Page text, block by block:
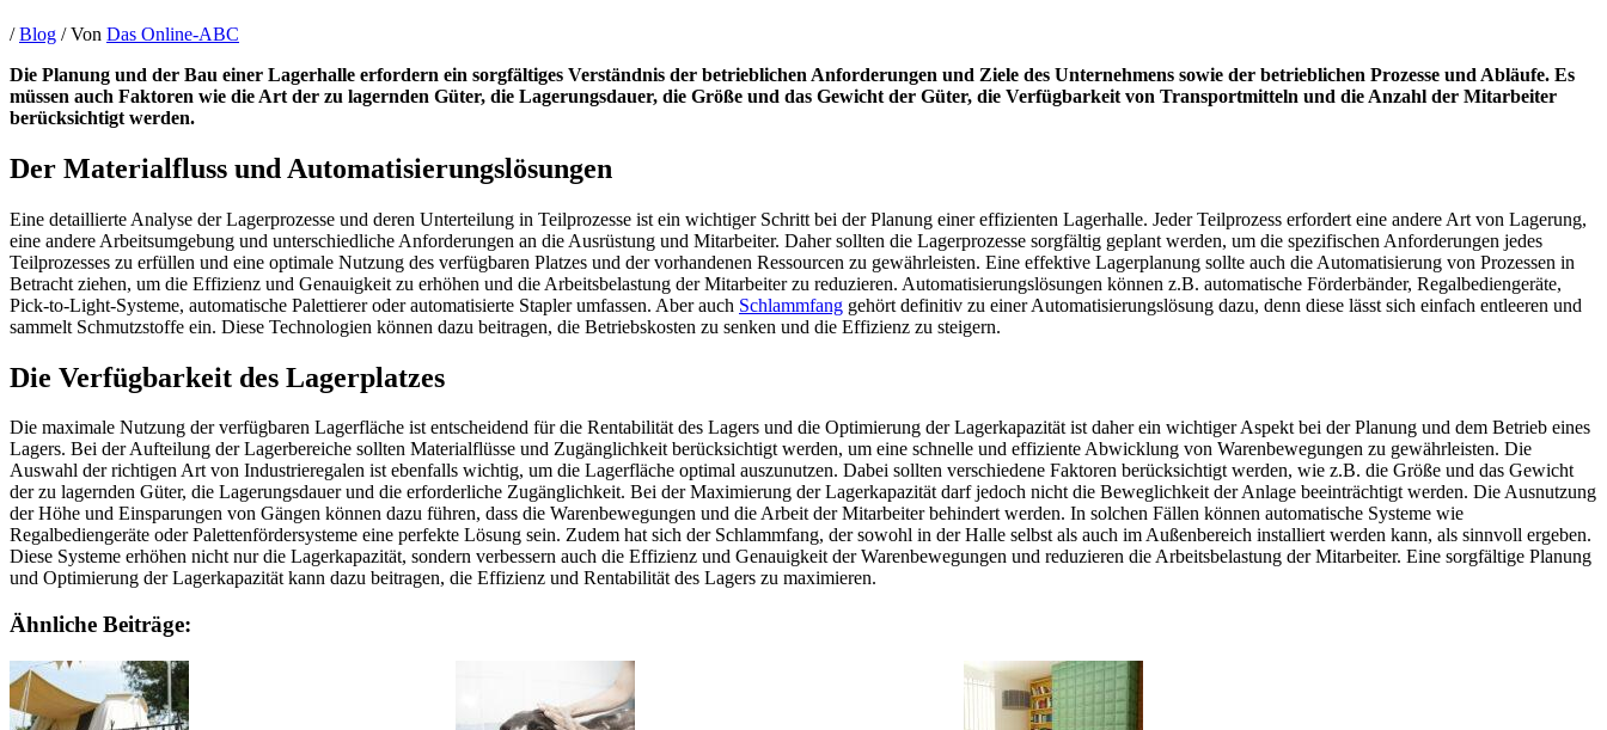
/Blog / Von Das Online-ABC
Die Planung und der Bau einer Lagerhalle erfordern ein sorgfältiges Verständnis der betrieblichen Anforderungen und Ziele des Unternehmens sowie der betrieblichen Prozesse und Abläufe. Es
müssen auch Faktoren wie die Art der zu lagernden Güter, die Lagerungsdauer, die Größe und das Gewicht der Güter, die Verfügbarkeit von Transportmitteln und die Anzahl der Mitarbeiter
berücksichtigt werden.
Der Materialfluss und Automatisierungslösungen
Eine detaillierte Analyse der Lagerprozesse und deren Unterteilung in Teilprozesse ist ein wichtiger Schritt bei der Planung einer effizienten Lagerhalle. Jeder Teilprozess erfordert eine andere Art von Lagerung,
eine andere Arbeitsumgebung und unterschiedliche Anforderungen an die Ausrüstung und Mitarbeiter. Daher sollten die Lagerprozesse sorgfältig geplant werden, um die spezifischen Anforderungen jedes
Teilprozesses zu erfüllen und eine optimale Nutzung des verfügbaren Platzes und der vorhandenen Ressourcen zu gewährleisten. Eine effektive Lagerplanung sollte auch die Automatisierung von Prozessen in
Betracht ziehen, um die Effizienz und Genauigkeit zu erhöhen und die Arbeitsbelastung der Mitarbeiter zu reduzieren. Automatisierungslösungen können z.B. automatische Förderbänder, Regalbediengeräte,
Pick-to-Light-Systeme, automatische Palettierer oder automatisierte Stapler umfassen. Aber auch Schlammfang gehört definitiv zu einer Automatisierungslösung dazu, denn diese lässt sich einfach entleeren und
sammelt Schmutzstoffe ein. Diese Technologien können dazu beitragen, die Betriebskosten zu senken und die Effizienz zu steigern.
Die Verfügbarkeit des Lagerplatzes
Die maximale Nutzung der verfügbaren Lagerfläche ist entscheidend für die Rentabilität des Lagers und die Optimierung der Lagerkapazität ist daher ein wichtiger Aspekt bei der Planung und dem Betrieb eines
Lagers. Bei der Aufteilung der Lagerbereiche sollten Materialflüsse und Zugänglichkeit berücksichtigt werden, um eine schnelle und effiziente Abwicklung von Warenbewegungen zu gewährleisten. Die
Auswahl der richtigen Art von Industrieregalen ist ebenfalls wichtig, um die Lagerfläche optimal auszunutzen. Dabei sollten verschiedene Faktoren berücksichtigt werden, wie z.B. die Größe und das Gewicht
der zu lagernden Güter, die Lagerungsdauer und die erforderliche Zugänglichkeit. Bei der Maximierung der Lagerkapazität darf jedoch nicht die Beweglichkeit der Anlage beeinträchtigt werden. Die Ausnutzung
der Höhe und Einsparungen von Gängen können dazu führen, dass die Warenbewegungen und die Arbeit der Mitarbeiter behindert werden. In solchen Fällen können automatische Systeme wie
Regalbediengeräte oder Palettenfördersysteme eine perfekte Lösung sein. Zudem hat sich der Schlammfang, der sowohl in der Halle selbst als auch im Außenbereich installiert werden kann, als sinnvoll ergeben.
Diese Systeme erhöhen nicht nur die Lagerkapazität, sondern verbessern auch die Effizienz und Genauigkeit der Warenbewegungen und reduzieren die Arbeitsbelastung der Mitarbeiter. Eine sorgfältige Planung
und Optimierung der Lagerkapazität kann dazu beitragen, die Effizienz und Rentabilität des Lagers zu maximieren.
Ähnliche Beiträge: